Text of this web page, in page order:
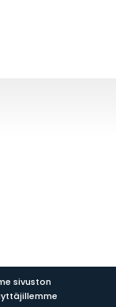
sivuston